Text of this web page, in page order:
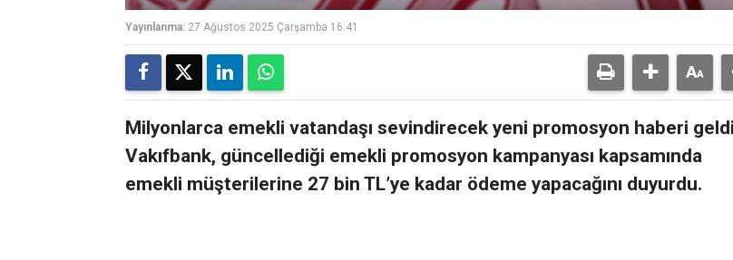
Yayınlanma: 27 Ağustos 2025 Çarşamba 16:41
Milyonlarca emekli vatandaşı sevindirecek yeni promosyon haberi
Vakıfbank, güncellediği emekli promosyon kampanyası kapsamında
emekli müşterilerine 27 bin TL’ye kadar ödeme yapacağını duyurdu.